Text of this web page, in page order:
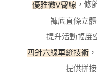
優雅微V臀線 ，修
褲底直條立
提升活動幅度
四針六線車縫技術
提供拼